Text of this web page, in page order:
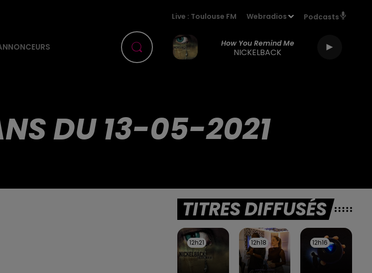
Live : Toulouse FM Webradios Podcasts
How You Remind Me
NICKELBACK
DU 13-05-2021
TITRES DIFFUSÉS
12h21
12h21 12h18
12h18 12h16
12h16